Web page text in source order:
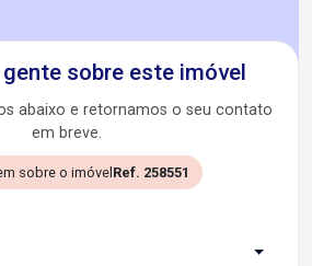
sobre este imóvel
abaixo e retornamos o seu contato
em breve.
sobre o imóvel Ref. 258551